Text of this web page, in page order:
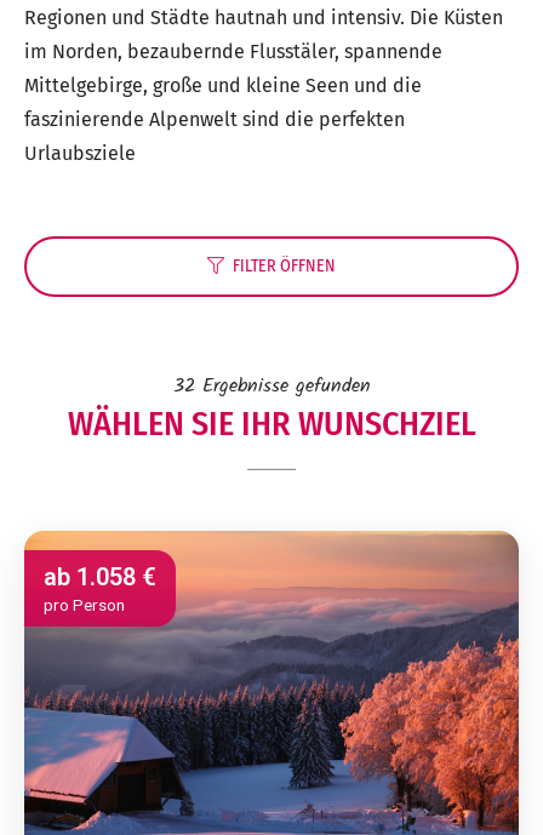
Regionen und Städte hautnah und intensiv. Die Küsten
im Norden, bezaubernde Flusstäler, spannende
Mittelgebirge, große und kleine Seen und die
faszinierende Alpenwelt sind die perfekten
Urlaubsziele
FILTERÖFFNEN
32 Ergebnisse gefunden
WÄHLEN SIE IHR WUNSCHZIEL
ab 1.058 €
pro Person